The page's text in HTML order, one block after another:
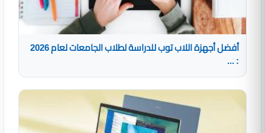
أفضل أجهزة اللاب توب للدراسة لطلاب الجامعات لعام 2026
: ...